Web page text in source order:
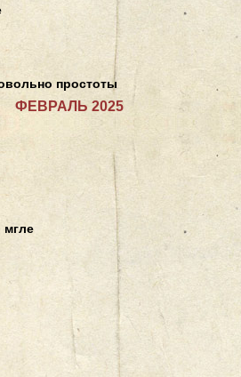
простоты
ФЕВРАЛЬ 2025
мгле